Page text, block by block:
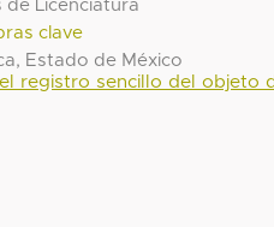
de Licenciatura
clave
Estado de México
registro sencillo del objeto